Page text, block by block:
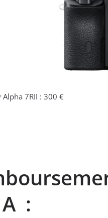
Alpha 7RII : 300 €
: